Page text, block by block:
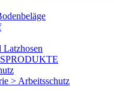
> Arbeitsschutz